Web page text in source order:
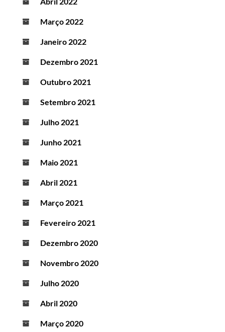
Março 2022
Janeiro 2022
Dezembro 2021
Outubro 2021
Setembro 2021
Julho 2021
Junho 2021
Maio 2021
Abril 2021
Março 2021
Fevereiro 2021
Dezembro 2020
Novembro 2020
Julho 2020
Abril 2020
Março 2020